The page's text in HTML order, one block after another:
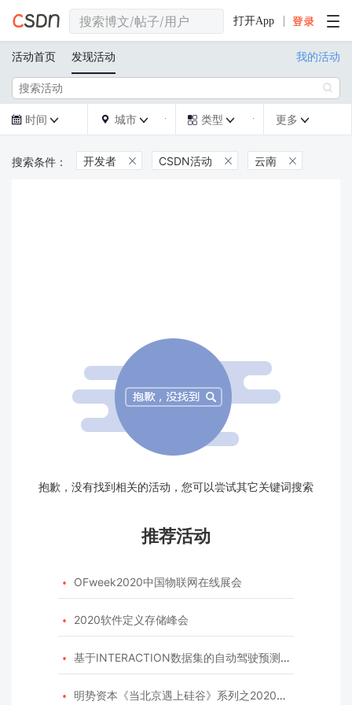
打开App
活动首页 发现活动 我的活动

 时间   城市   类型  更多 
开发者  CSDN活动  云南 
抱歉，没有找到相关的活动，您可以尝试其它关键词搜索
推荐活动
 OFweek2020中国物联网在线展会
 2020软件定义存储峰会
 基于INTERACTION数据集的自动驾驶预测模型挑战赛
 明势资本《当北京遇上硅谷》系列之2020年度开源峰会